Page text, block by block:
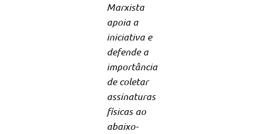
Marxista
apoia a
iniciativa e
defende a
importância
de coletar
assinaturas
físicas ao
abaixo-